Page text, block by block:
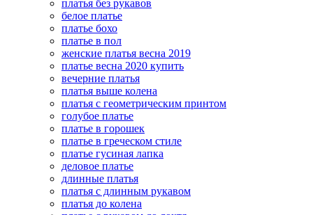
платья без рукавов
белое платье
платье бохо
платье в пол
женские платья весна 2019
платье весна 2020 купить
вечерние платья
платья выше колена
платья с геометрическим принтом
голубое платье
платье в горошек
платье в греческом стиле
платье гусиная лапка
деловое платье
длинные платья
платья с длинным рукавом
платья до колена